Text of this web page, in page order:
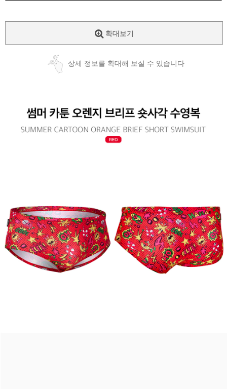
확대보기
상세 정보를 확대해 보실 수 있습니다